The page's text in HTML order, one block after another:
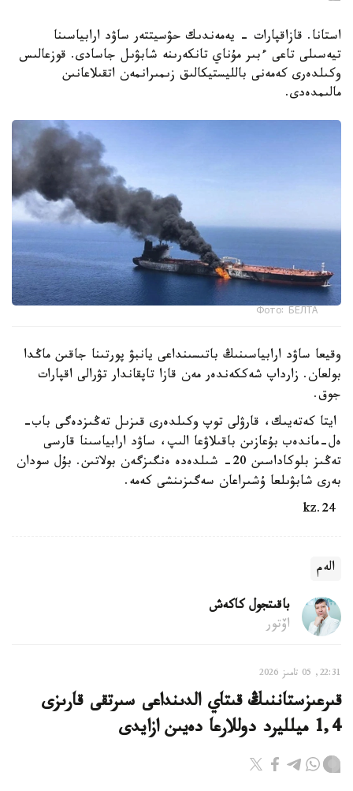
استانا. قازاقپارات - يەمەندىك حۋسيتتەر ساۋد ارابياسىنا
تيەسىلى تاعى ءبىر مۇناي تانكەرىنە شابۋىل جاسادى. قوزعالىس
وكىلدەرى كەمەنى بالليستيكالىق زىمىرانمەن اتقىلاعانىن
مالىمدەدى.
Фото: БЕЛТА
وقيعا ساۋد ارابياسىنىڭ باتىسىنداعى يانبۋ پورتىنا جاقىن ماڭدا
بولعان. زارداپ شەككەندەر مەن قازا تاپقاندار تۋرالى اقپارات
جوق.
ايتا كەتەيىك، قارۋلى توپ وكىلدەرى قىزىل تەڭىزدەگى باب-
ەل-ماندەب بۇعازىن باقىلاۋعا الىپ، ساۋد ارابياسىنا قارسى
تەڭىز بلوكاداسىن 20- شىلدەدە ەنگىزگەن بولاتىن. بۇل سودان
بەرى شابۋىلعا ۇشىراعان سەگىزىنشى كەمە.
الەم
باقىتجول كاكەش
اۆتور
22:31, 05 تامىز 2026
قىرعىزستاننىڭ قىتاي الدىنداعى سىرتقى قارىزى
1,4 ميلليرد دوللارعا دەيىن ازايدى